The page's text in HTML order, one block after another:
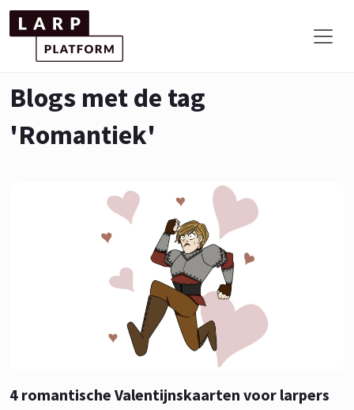
Blogs met de tag
'Romantiek'
4 romantische Valentijnskaarten voor larpers